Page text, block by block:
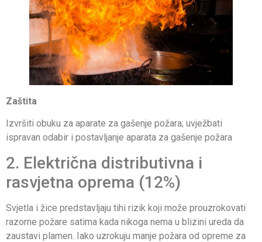
Zaštita
Izvršiti obuku za aparate za gašenje požara; uvježbati
ispravan odabir i postavljanje aparata za gašenje požara
2. Električna distributivna i
rasvjetna oprema (12%)
Svjetla i žice predstavljaju tihi rizik koji može prouzrokovati
razorne požare satima kada nikoga nema u blizini ureda da
zaustavi plamen. Iako uzrokuju manje požara od opreme za